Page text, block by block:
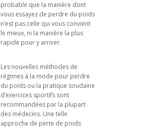
probable que la manière dont
vous essayez de perdre du poids
n’est pas celle qui vous convient
le mieux, ni la manière la plus
rapide pour y arriver.
Les nouvelles méthodes de
régimes à la mode pour perdre
du poids ou la pratique soudaine
d’exercices sportifs sont
recommandées par la plupart
des médecins. Une telle
approche de perte de poids